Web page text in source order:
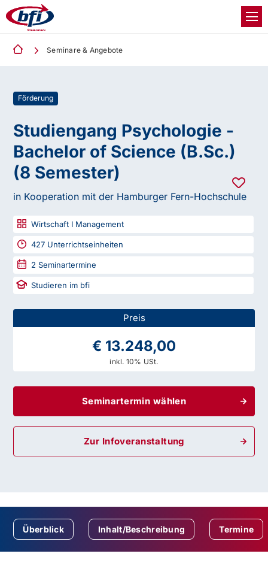
Seminare & Angebote
Förderung
Studiengang Psychologie -
Bachelor of Science (B.Sc.)
(8 Semester)
in Kooperation mit der Hamburger Fern-Hochschule
Wirtschaft I Management
427 Unterrichtseinheiten
2 Seminartermine
Studieren im bfi
Preis
€ 13.248,00
inkl. 10% USt.
Seminartermin wählen
Zur Infoveranstaltung
Überblick Inhalt/Beschreibung Termine